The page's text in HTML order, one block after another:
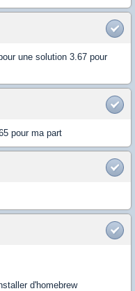
une solution 3.67 pour
pour ma part
d'homebrew